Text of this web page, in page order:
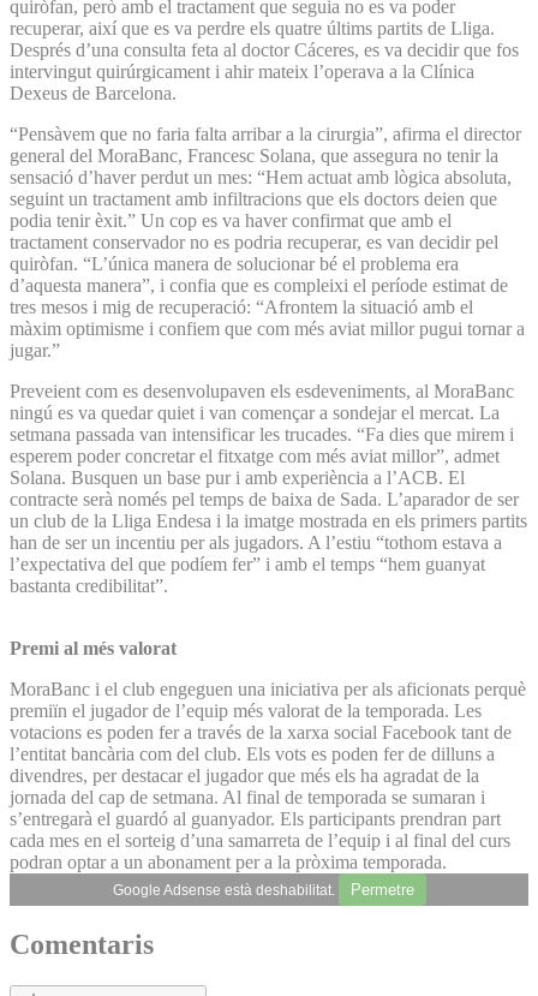
quiròfan, però amb el tractament que seguia no es va poder
recuperar, així que es va perdre els quatre últims partits de Lliga.
Després d’una consulta feta al doctor Cáceres, es va decidir que fos
intervingut quirúrgicament i ahir mateix l’operava a la Clínica
Dexeus de Barcelona.
“Pensàvem que no faria falta arribar a la cirurgia”, afirma el director
general del MoraBanc, Francesc Solana, que assegura no tenir la
sensació d’haver perdut un mes: “Hem actuat amb lògica absoluta,
seguint un tractament amb infiltracions que els doctors deien que
podia tenir èxit.” Un cop es va haver confirmat que amb el
tractament conservador no es podria recuperar, es van decidir pel
quiròfan. “L’única manera de solucionar bé el problema era
d’aquesta manera”, i confia que es compleixi el període estimat de
tres mesos i mig de recuperació: “Afrontem la situació amb el
màxim optimisme i confiem que com més aviat millor pugui tornar a
jugar.”
Preveient com es desenvolupaven els esdeveniments, al MoraBanc
ningú es va quedar quiet i van començar a sondejar el mercat. La
setmana passada van intensificar les trucades. “Fa dies que mirem i
esperem poder concretar el fitxatge com més aviat millor”, admet
Solana. Busquen un base pur i amb experiència a l’ACB. El
contracte serà només pel temps de baixa de Sada. L’aparador de ser
un club de la Lliga Endesa i la imatge mostrada en els primers partits
han de ser un incentiu per als jugadors. A l’estiu “tothom estava a
l’expectativa del que podíem fer” i amb el temps “hem guanyat
bastanta credibilitat”.
Premi al més valorat
MoraBanc i el club engeguen una iniciativa per als aficionats perquè
premiïn el jugador de l’equip més valorat de la temporada. Les
votacions es poden fer a través de la xarxa social Facebook tant de
l’entitat bancària com del club. Els vots es poden fer de dilluns a
divendres, per destacar el jugador que més els ha agradat de la
jornada del cap de setmana. Al final de temporada se sumaran i
s’entregarà el guardó al guanyador. Els participants prendran part
cada mes en el sorteig d’una samarreta de l’equip i al final del curs
podran optar a un abonament per a la pròxima temporada.
Google Adsense està deshabilitat. Permetre
Comentaris